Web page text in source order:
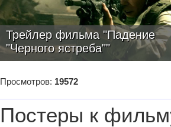
Трейлер фильма "Падение
"Черного ястреба""
Просмотров: 19572
Постеры к